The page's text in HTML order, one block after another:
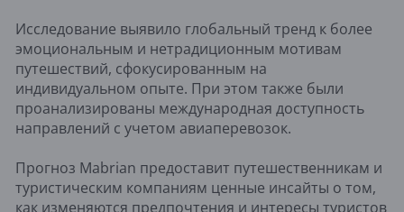
Исследование выявило глобальный тренд к более
эмоциональным и нетрадиционным мотивам
путешествий, сфокусированным на
индивидуальном опыте. При этом также были
проанализированы международная доступность
направлений с учетом авиаперевозок.
Прогноз Mabrian предоставит путешественникам и
туристическим компаниям ценные инсайты о том,
как изменяются предпочтения и интересы туристов